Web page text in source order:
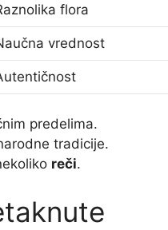
flora
vrednost
predelima.
tradicije.
reči.